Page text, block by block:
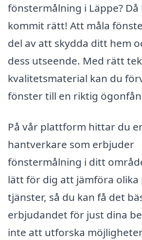
fönstermålning i Läppe? Då
kommit rätt! Att måla
del av att skydda ditt hem
dess utseende. Med rätt
kvalitetsmaterial kan du
fönster till en riktig
På vår plattform hittar du
hantverkare som erbjuder
fönstermålning i ditt
lätt för dig att jämföra olika
tjänster, så du kan få det
erbjudandet för just dina
inte att utforska